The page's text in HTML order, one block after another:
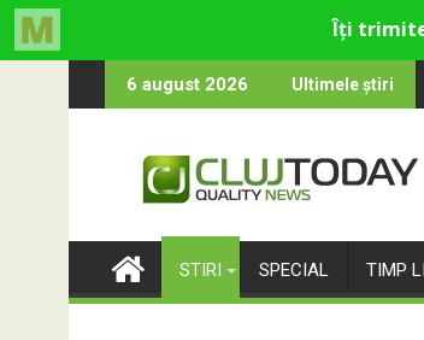
to
6 august 2026 Ultimele știri
cultural și de divertisment din Cluj-Napoca
devine o întrebare
STIRI SPECIAL TIMP